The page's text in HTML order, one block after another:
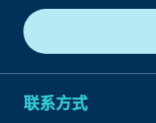
联系方式